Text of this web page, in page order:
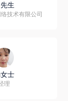
生
技术有限公司
士
理